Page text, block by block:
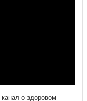
о здоровом